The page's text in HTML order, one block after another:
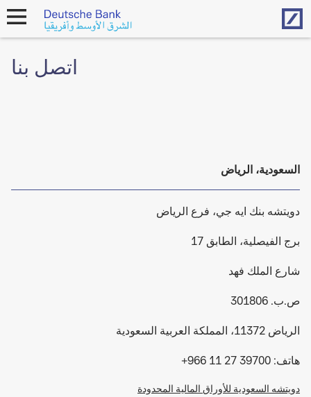
open
اتصل بنا
السعودية، الرياض
دويتشه بنك ايه جي، فرع الرياض
برج الفيصلية، الطابق 17
شارع الملك فهد
ص.ب. 301806
الرياض 11372، المملكة العربية السعودية
هاتف: 966 11 27 39700+
دويتشه السعودية للأوراق المالية المحدودة